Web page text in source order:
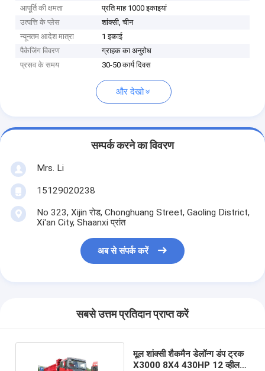
आपूर्ति की क्षमता
प्रति माह 1000 इकाइयां
उत्पत्ति के प्लेस
शांक्सी, चीन
न्यूनतम आदेश मात्रा
1 इकाई
पैकेजिंग विवरण
ग्राहक का अनुरोध
प्रसव के समय
30-50 कार्य दिवस
और देखो
सम्पर्क करने का विवरण
Mrs. Li
15129020238
No 323, Xijin रोड, Chonghuang Street, Gaoling District,
Xi'an City, Shaanxi प्रांत
अब से संपर्क करें
सबसे उत्तम प्रतिदान प्राप्त करें
मूल शांक्सी शैकमैन डेलॉन्ग डंप ट्रक
X3000 8X4 430HP 12 व्हील